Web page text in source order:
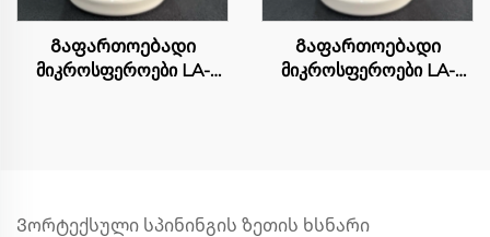
Გაფართოებადი
მიკროსფეროები LA-
Გაფართოებადი
მიკროსფეროები LA-
Ვორტექსული სპინინგის ზეთის ხსნარი